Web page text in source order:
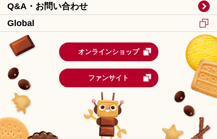
Q&A・お問い合わせ
Global
オンラインショップ
ファンサイト